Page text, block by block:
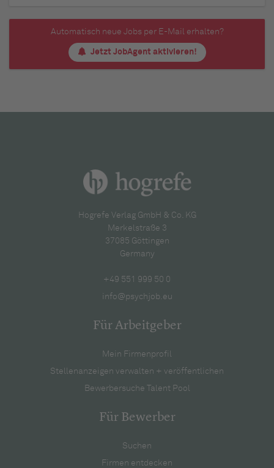
Automatisch neue Jobs per E-Mail erhalten?
Jetzt JobAgent aktivieren!
Hogrefe Verlag GmbH & Co. KG
Merkelstraße 3
37085 Göttingen
Germany
+49 551 999 50 0
info@psychjob.eu
Für Arbeitgeber
Mein Firmenprofil
Stellenanzeigen verwalten + veröffentlichen
Bewerbersuche Talent Pool
Für Bewerber
Suchen
Firmen entdecken